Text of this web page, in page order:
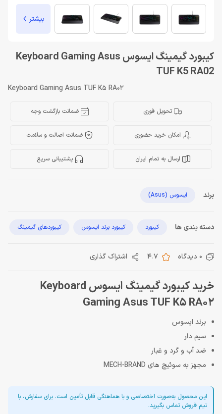
بیشتر
کیبورد گیمینگ ایسوس Keyboard Gaming Asus
TUF K5 RA02
Keyboard Gaming Asus TUF K5 RA02
تحویل فوری ضمانت بازگشت وجه
امکان خرید حضوری ضمانت اصالت و سلامت
ارسال به تمام ایران پشتیبانی سریع
برند ایسوس (Asus)
دسته بندی ها کیبورد کیبورد برند ایسوس کیبوردهای گیمینگ
0 دیدگاه 4.7 اشتراک گذاری
خرید کیبورد گیمینگ ایسوس Keyboard
Gaming Asus TUF K5 RA02
برند ایسوس
سیم دار
ضد آب و گرد و غبار
مجهز به سوئیچ های MECH-BRAND
این محصول به‌صورت اختصاصی و با هماهنگی قابل تأمین است. برای سفارش، با
تیم فروش تماس بگیرید.